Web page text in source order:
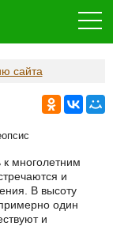
сайта
к многолетним
и
В высоту
один
и